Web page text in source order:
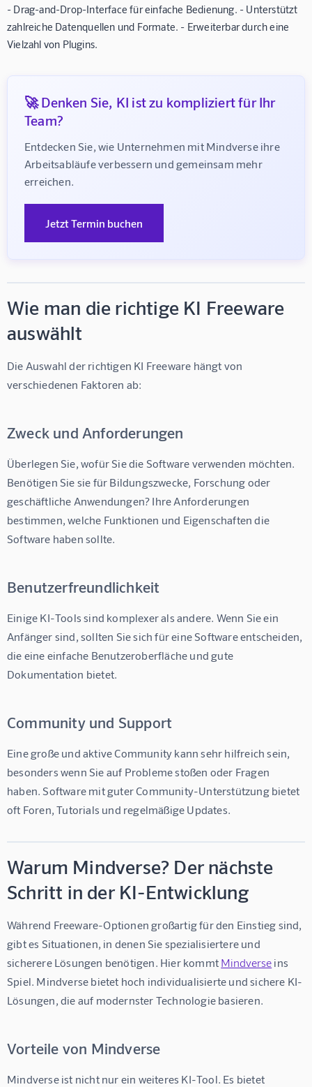
- Drag-and-Drop-Interface für einfache Bedienung. - Unterstützt
zahlreiche Datenquellen und Formate. - Erweiterbar durch eine
Vielzahl von Plugins.
🚀 Denken Sie, KI ist zu kompliziert für Ihr
Team?
Entdecken Sie, wie Unternehmen mit Mindverse ihre
Arbeitsabläufe verbessern und gemeinsam mehr
erreichen.
Jetzt Termin buchen
Wie man die richtige KI Freeware
auswählt
Die Auswahl der richtigen KI Freeware hängt von
verschiedenen Faktoren ab:
Zweck und Anforderungen
Überlegen Sie, wofür Sie die Software verwenden möchten.
Benötigen Sie sie für Bildungszwecke, Forschung oder
geschäftliche Anwendungen? Ihre Anforderungen
bestimmen, welche Funktionen und Eigenschaften die
Software haben sollte.
Benutzerfreundlichkeit
Einige KI-Tools sind komplexer als andere. Wenn Sie ein
Anfänger sind, sollten Sie sich für eine Software entscheiden,
die eine einfache Benutzeroberfläche und gute
Dokumentation bietet.
Community und Support
Eine große und aktive Community kann sehr hilfreich sein,
besonders wenn Sie auf Probleme stoßen oder Fragen
haben. Software mit guter Community-Unterstützung bietet
oft Foren, Tutorials und regelmäßige Updates.
Warum Mindverse? Der nächste
Schritt in der KI-Entwicklung
Während Freeware-Optionen großartig für den Einstieg sind,
gibt es Situationen, in denen Sie spezialisiertere und
sicherere Lösungen benötigen. Hier kommt Mindverse ins
Spiel. Mindverse bietet hoch individualisierte und sichere KI-
Lösungen, die auf modernster Technologie basieren.
Vorteile von Mindverse
Mindverse ist nicht nur ein weiteres KI-Tool. Es bietet